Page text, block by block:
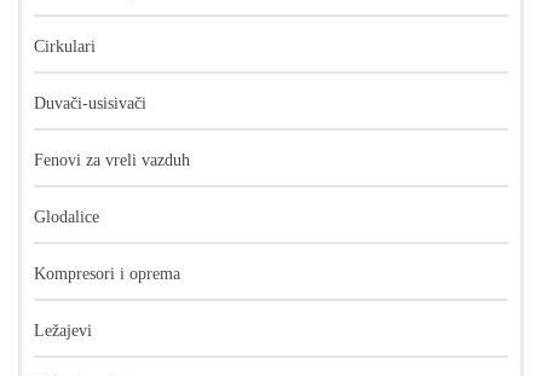
Cirkulari
Duvači-usisivači
Fenovi za vreli vazduh
Glodalice
Kompresori i oprema
Ležajevi